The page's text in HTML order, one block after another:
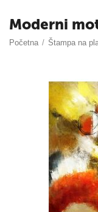
Moderni
Početna / Štampa na